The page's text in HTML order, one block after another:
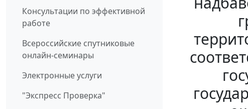
Консультации по эффективной
работе
Всероссийские спутниковые
онлайн-семинары
Электронные услуги
"Экспресс Проверка"